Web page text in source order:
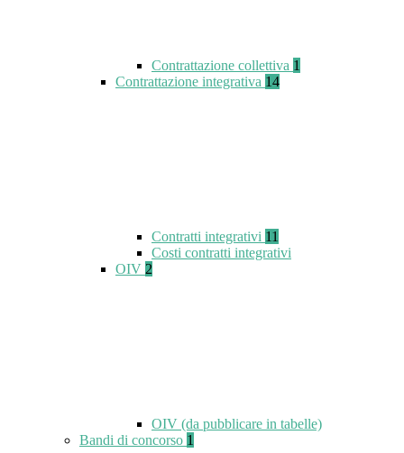
Contrattazione collettiva 1
Contrattazione integrativa 14
Contratti integrativi 11
Costi contratti integrativi
OIV 2
OIV (da pubblicare in tabelle)
Bandi di concorso 1